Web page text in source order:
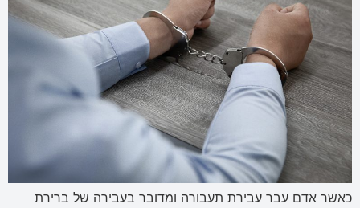
כאשר אדם עבר עבירת תעבורה ומדובר בעבירה של ברירת